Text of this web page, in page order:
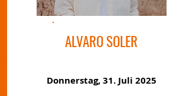
ALVARO SOLER
Donnerstag, 31. Juli 2025